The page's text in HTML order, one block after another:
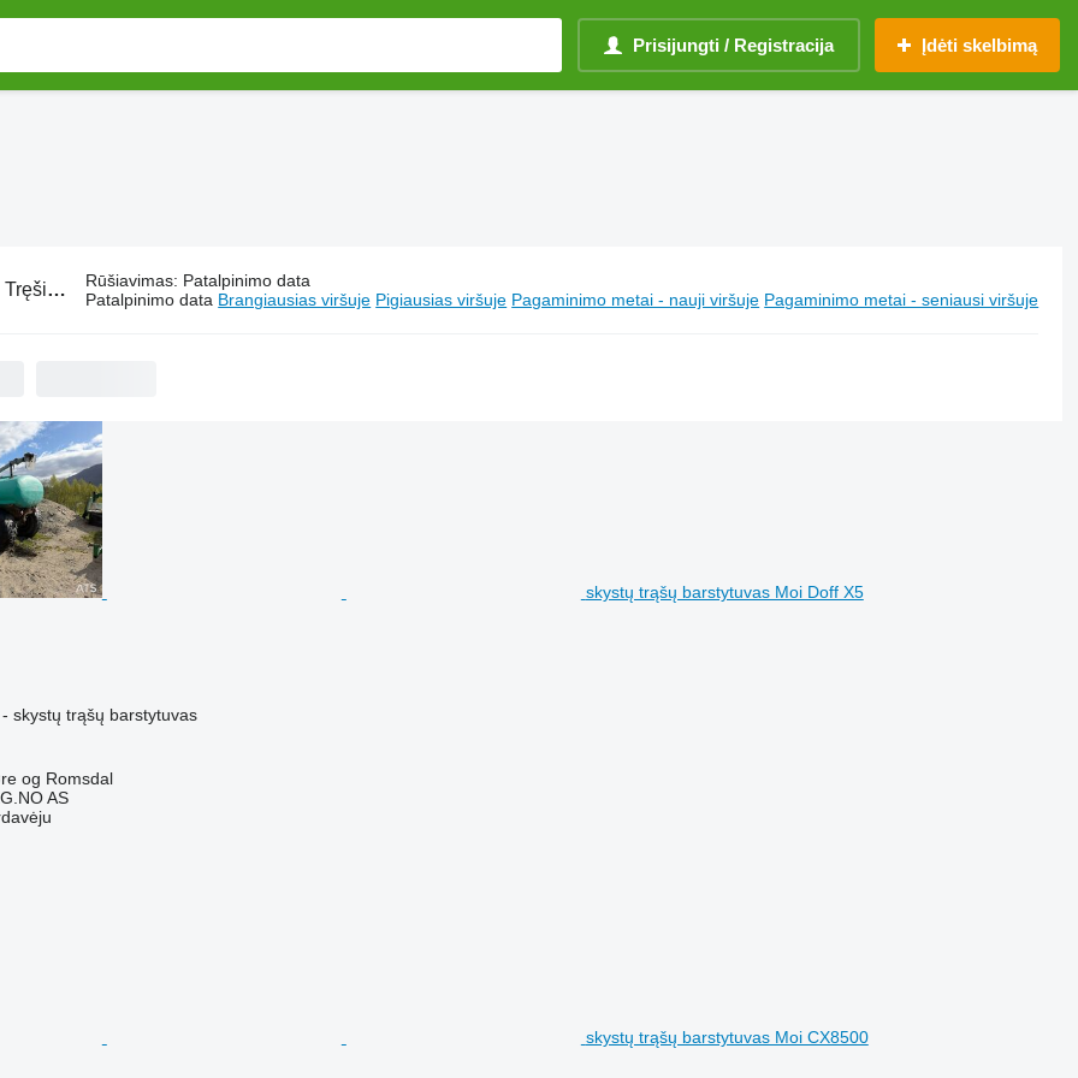
Prisijungti / Registracija Įdėti skelbimą
Tręšimo technika Moi Rūšiavimas: Patalpinimo data
Patalpinimo data Brangiausias viršuje Pigiausias viršuje Pagaminimo metai - nauji viršuje Pagaminimo metai - seniausi viršuje
skystų trąšų barstytuvas Moi Doff X5
skystų trąšų barstytuvas
og Romsdal
AS
skystų trąšų barstytuvas Moi CX8500